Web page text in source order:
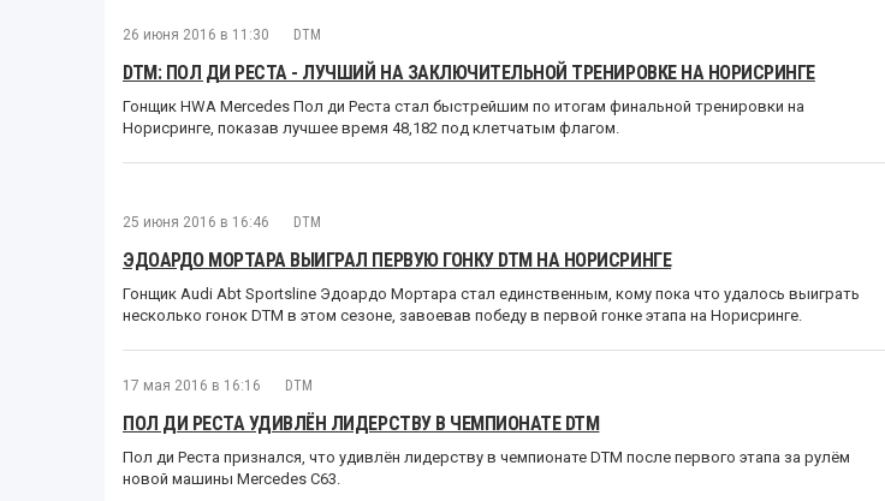
26 июня 2016 в 11:30 DTM
DTM: ПОЛ ДИ РЕСТА - ЛУЧШИЙ НА ЗАКЛЮЧИТЕЛЬНОЙ ТРЕНИРОВКЕ НА НОРИСРИНГЕ
Гонщик HWA Mercedes Пол ди Реста стал быстрейшим по итогам финальной тренировки на
Норисринге, показав лучшее время 48,182 под клетчатым флагом.
25 июня 2016 в 16:46 DTM
ЭДОАРДО МОРТАРА ВЫИГРАЛ ПЕРВУЮ ГОНКУ DTM НА НОРИСРИНГЕ
Гонщик Audi Abt Sportsline Эдоардо Мортара стал единственным, кому пока что удалось выиграть
несколько гонок DTM в этом сезоне, завоевав победу в первой гонке этапа на Норисринге.
17 мая 2016 в 16:16 DTM
ПОЛ ДИ РЕСТА УДИВЛЁН ЛИДЕРСТВУ В ЧЕМПИОНАТЕ DTM
Пол ди Реста признался, что удивлён лидерству в чемпионате DTM после первого этапа за рулём
новой машины Mercedes C63.